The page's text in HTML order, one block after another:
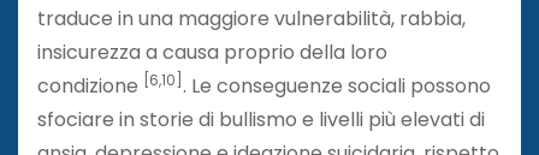
traduce in una maggiore vulnerabilità, rabbia,
insicurezza a causa proprio della loro
condizione
[6,10] . Le conseguenze sociali possono
sfociare in storie di bullismo e livelli più elevati di